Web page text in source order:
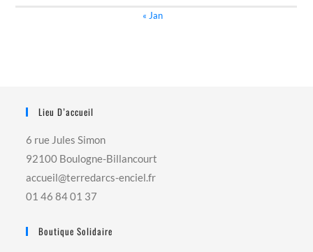
« Jan
Lieu D’accueil
6 rue Jules Simon
92100 Boulogne-Billancourt
accueil@terredarcs-enciel.fr
01 46 84 01 37
Boutique Solidaire